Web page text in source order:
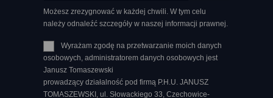
Możesz zrezygnować w każdej chwili. W tym celu
należy odnaleźć szczegóły w naszej informacji prawnej.
Wyrażam zgodę na przetwarzanie moich danych
osobowych, administratorem danych osobowych jest
Janusz Tomaszewski
prowadzący działalność pod firmą P.H.U. JANUSZ
TOMASZEWSKI, ul. Słowackiego 33, Czechowice-